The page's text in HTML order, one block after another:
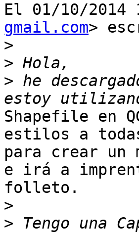
El 01/10/
gmail.com>
>
>
> he
Shapefile en
estilos a
para crear un
e irá a
folleto.
>
> Tengo una